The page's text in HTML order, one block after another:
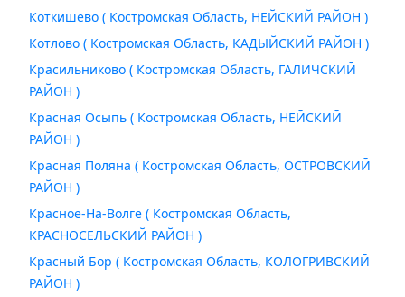
Коткишево ( Костромская Область, НЕЙСКИЙ РАЙОН )
Котлово ( Костромская Область, КАДЫЙСКИЙ РАЙОН )
Красильниково ( Костромская Область, ГАЛИЧСКИЙ
РАЙОН )
Красная Осыпь ( Костромская Область, НЕЙСКИЙ
РАЙОН )
Красная Поляна ( Костромская Область, ОСТРОВСКИЙ
РАЙОН )
Красное-На-Волге ( Костромская Область,
КРАСНОСЕЛЬСКИЙ РАЙОН )
Красный Бор ( Костромская Область, КОЛОГРИВСКИЙ
РАЙОН )